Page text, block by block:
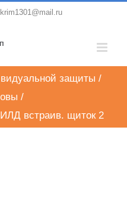
krim1301@mail.ru
защиты /
/
встраив. щиток 2